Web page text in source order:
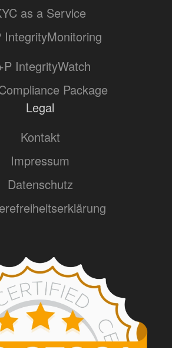
as a Service
IntegrityMonitoring
IntegrityWatch
Package
Legal
Kontakt
Impressum
Datenschutz